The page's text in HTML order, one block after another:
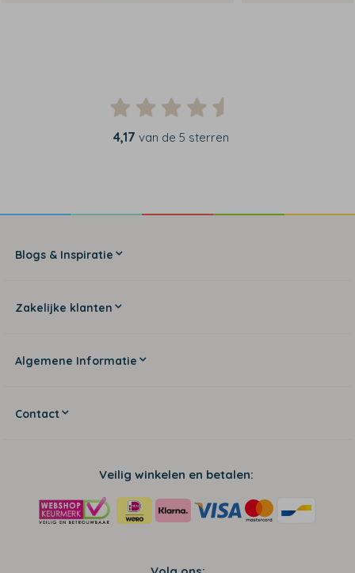
4,17 van de 5 sterren
Blogs & Inspiratie
Zakelijke klanten
Algemene Informatie
Contact
Veilig winkelen en betalen: